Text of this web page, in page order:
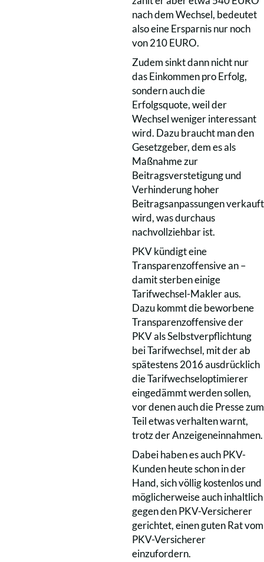
nach dem Wechsel, bedeutet
also eine Ersparnis nur noch
von 210 EURO.
Zudem sinkt dann nicht nur
das Einkommen pro Erfolg,
sondern auch die
Erfolgsquote, weil der
Wechsel weniger interessant
wird. Dazu braucht man den
Gesetzgeber, dem es als
Maßnahme zur
Beitragsverstetigung und
Verhinderung hoher
Beitragsanpassungen verkauft
wird, was durchaus
nachvollziehbar ist.
PKV kündigt eine
Transparenzoffensive an –
damit sterben einige
Tarifwechsel-Makler aus.
Dazu kommt die beworbene
Transparenzoffensive der
PKV als Selbstverpflichtung
bei Tarifwechsel, mit der ab
spätestens 2016 ausdrücklich
die Tarifwechseloptimierer
eingedämmt werden sollen,
vor denen auch die Presse zum
Teil etwas verhalten warnt,
trotz der Anzeigeneinnahmen.
Dabei haben es auch PKV-
Kunden heute schon in der
Hand, sich völlig kostenlos und
möglicherweise auch inhaltlich
gegen den PKV-Versicherer
gerichtet, einen guten Rat vom
PKV-Versicherer
einzufordern.